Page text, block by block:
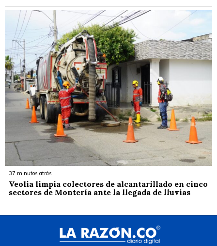
37 minutos atrás
Veolia limpia colectores de alcantarillado en cinco
sectores de Montería ante la llegada de lluvias